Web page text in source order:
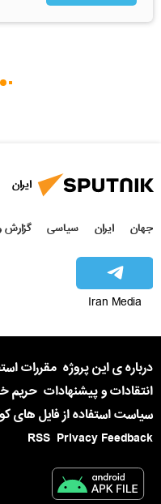
ایران
جهان ایران سیاسی گزارش
Iran Media
درباره ی این پروژه مقررات
انتقادات و پیشنهادات حریم
سیاست استفاده از فایل های
Privacy Feedback
RSS